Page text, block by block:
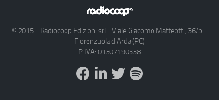
© 2015 - Radiocoop Edizioni srl - Viale Giacomo Matteotti, 36/b -
Fiorenzuola d'Arda (PC)
P.IVA: 01307190338